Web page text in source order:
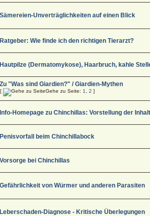
Sämereien-Unverträglichkeiten auf einen Blick
Ratgeber: Wie finde ich den richtigen Tierarzt?
Hautpilze (Dermatomykose), Haarbruch, kahle
Zu "Was sind Giardien?" / Giardien-Mythen
[ Gehe zu Seite: 1 ,2 ]
Info-Homepage zu Chinchillas: Vorstellung der
Penisvorfall beim Chinchillabock
Vorsorge bei Chinchillas
Gefährlichkeit von Würmer und anderen Parasiten
Leberschaden-Diagnose - Kritische Überlegungen